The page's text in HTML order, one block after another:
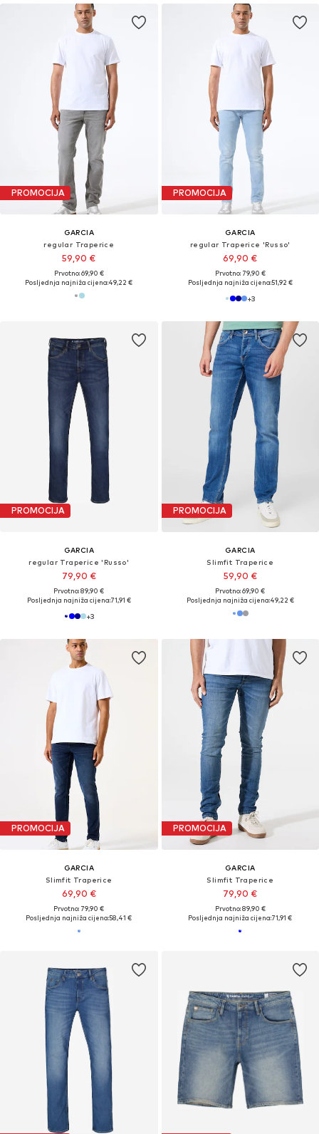
PROMOCIJA
GARCIA
regular Traperice
59,90 €
Prvotno: 69,90 €
Posljednja najniža cijena:49,22 €
PROMOCIJA
GARCIA
regular Traperice 'Russo'
69,90 €
Prvotno: 79,90 €
Posljednja najniža cijena:51,92 €
+3
PROMOCIJA
GARCIA
regular Traperice 'Russo'
79,90 €
Prvotno: 89,90 €
Posljednja najniža cijena:71,91 €
+3
PROMOCIJA
GARCIA
Slimfit Traperice
59,90 €
Prvotno: 69,90 €
Posljednja najniža cijena:49,22 €
PROMOCIJA
GARCIA
Slimfit Traperice
69,90 €
Prvotno: 79,90 €
Posljednja najniža cijena:58,41 €
PROMOCIJA
GARCIA
Slimfit Traperice
79,90 €
Prvotno: 89,90 €
Posljednja najniža cijena:71,91 €